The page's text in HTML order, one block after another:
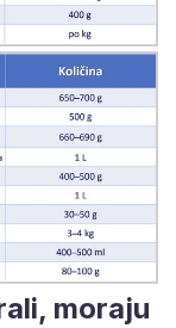
moraju